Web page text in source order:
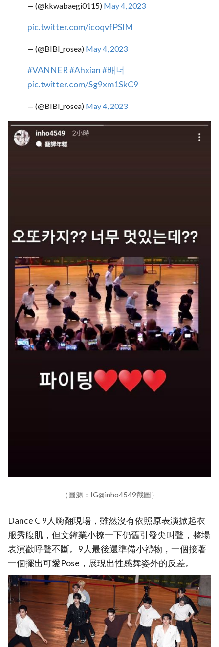
— (@kkwabaegi0115) May 4, 2023
pic.twitter.com/icoqvfPSIM
— (@BIBI_rosea) May 4, 2023
#VANNER#Ahxian#배너
pic.twitter.com/Sg9xm1SkC9
— (@BIBI_rosea) May 4, 2023
（圖源：IG@inho4549截圖）
Dance C 9人嗨翻現場，雖然沒有依照原表演掀起衣
服秀腹肌，但文鐘業小撩一下仍舊引發尖叫聲，整場
表演歡呼聲不斷。9人最後還準備小禮物，一個接著
一個擺出可愛Pose，展現出性感舞姿外的反差。